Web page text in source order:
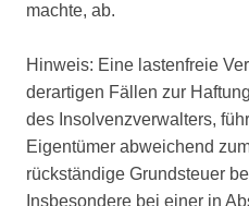
machte, ab.
Hinweis: Eine lastenfreie
derartigen Fällen zur
des Insolvenzverwalters,
Eigentümer abweichend
rückständige Grundsteuer
Insbesondere bei einer in